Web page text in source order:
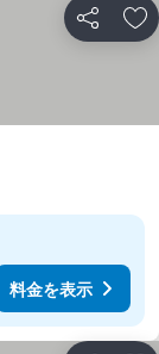
シェア お
料金を表示